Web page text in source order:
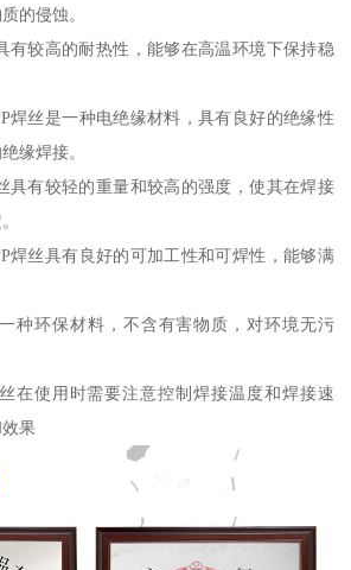
的侵蚀。
有较高的耐热性，能够在高温环境下保持稳
焊丝是一种电绝缘材料，具有良好的绝缘性
缘焊接。
具有较轻的重量和较高的强度，使其在焊接
焊丝具有良好的可加工性和可焊性，能够满
种环保材料，不含有害物质，对环境无污
在使用时需要注意控制焊接温度和焊接速
果